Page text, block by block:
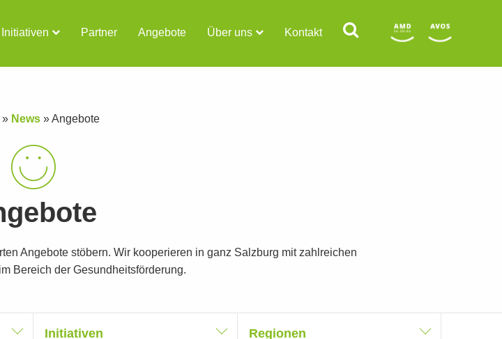
Initiativen Partner Angebote Über uns Kontakt
News»Angebote
Angebote stöbern. Wir kooperieren in ganz Salzburg mit zahlreichen
Bereich der Gesundheitsförderung.
Initiativen Regionen